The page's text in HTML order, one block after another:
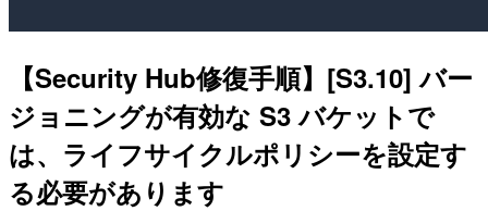
【Security Hub修復手順】[S3.10] バー
ジョニングが有効な S3 バケットで
は、ライフサイクルポリシーを設定す
る必要があります